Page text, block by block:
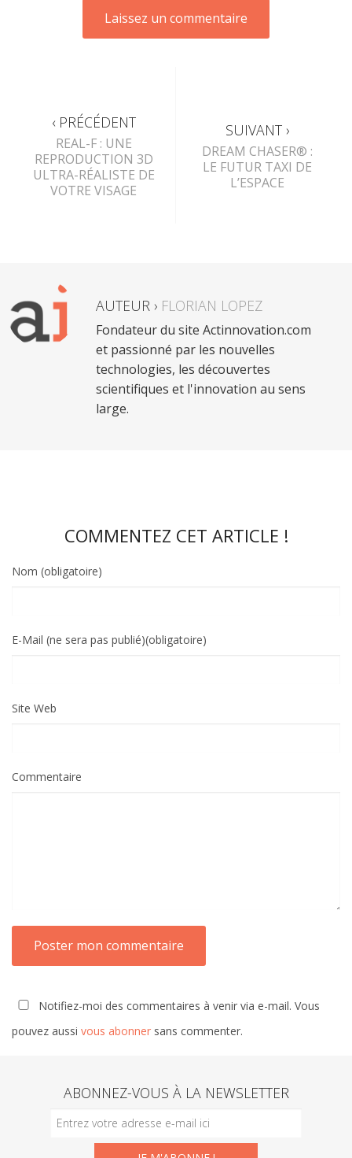
‹ PRÉCÉDENT
REAL-F : UNE
REPRODUCTION 3D
ULTRA-RÉALISTE DE
VOTRE VISAGE
SUIVANT ›
DREAM CHASER® :
LE FUTUR TAXI DE
L’ESPACE
AUTEUR › FLORIAN LOPEZ
Fondateur du site Actinnovation.com
et passionné par les nouvelles
technologies, les découvertes
scientifiques et l'innovation au sens
large.
COMMENTEZ CET ARTICLE !
Nom (obligatoire)
E-Mail (ne sera pas publié)(obligatoire)
Site Web
Commentaire
Notifiez-moi des commentaires à venir via e-mail. Vous
pouvez aussi vous abonner sans commenter.
ABONNEZ-VOUS À LA NEWSLETTER